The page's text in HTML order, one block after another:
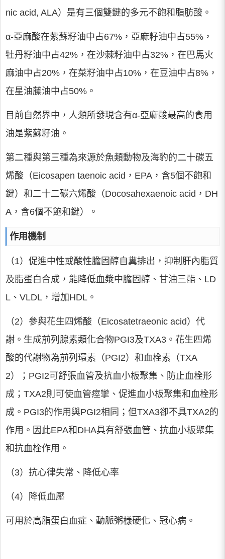
nic acid, ALA）是有三個雙鍵的多元不飽和脂肪酸。
α-亞麻酸在紫蘇籽油中占67%，亞麻籽油中占55%，
牡丹籽油中占42%，在沙棘籽油中占32%，在巴馬火
麻油中占20%，在菜籽油中占10%，在豆油中占8%，
在星油藤油中占50%。
目前自然界中，人類所發現含有α-亞麻酸最高的食用
油是紫蘇籽油。
第二種與第三種為來源於魚類動物及海豹的二十碳五
烯酸（Eicosapen taenoic acid，EPA，含5個不飽和
鍵）和二十二碳六烯酸（Docosahexaenoic acid，DH
A，含6個不飽和鍵）。
作用機制
（1）促進中性或酸性膽固醇自糞排出，抑制肝內脂質
及脂蛋白合成，能降低血漿中膽固醇、甘油三酯、LD
L、VLDL，增加HDL。
（2）參與花生四烯酸（Eicosatetraeonic acid）代
謝。生成前列腺素類化合物PGI3及TXA3。花生四烯
酸的代謝物為前列環素（PGI2）和血栓素（TXA
2）；PGI2可舒張血管及抗血小板聚集、防止血栓形
成；TXA2則可使血管痙攣、促進血小板聚集和血栓形
成。PGI3的作用與PGI2相同；但TXA3卻不具TXA2的
作用。因此EPA和DHA具有舒張血管、抗血小板聚集
和抗血栓作用。
（3）抗心律失常、降低心率
（4）降低血壓
可用於高脂蛋白血症、動脈粥樣硬化、冠心病。